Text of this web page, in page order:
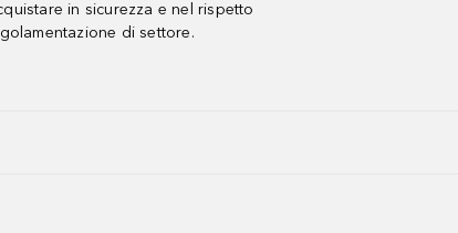
in sicurezza e nel rispetto
di settore.